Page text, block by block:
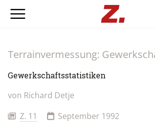
Terrainvermessung:
Gewerkschaftsstatistiken
von Richard Detje
Z. 11
September 1992